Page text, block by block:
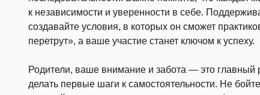
к независимости и уверенности в себе.
создавайте условия, в которых он сможет
перетрут», а ваше участие станет ключом к успеху.
Родители, ваше внимание и забота — это главный
делать первые шаги к самостоятельности. Не